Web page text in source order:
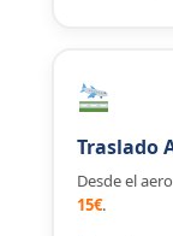
Traslado
Desde el
15€.